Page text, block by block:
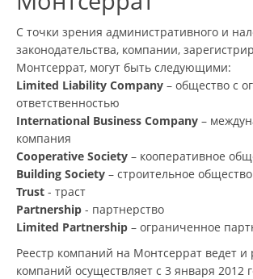
С точки зрения административного и
законодательства, компании,
Монтсеррат, могут быть следующими:
Limited Liability Company – общество с
ответственностью
International Business Companу –
компания
Cooperative Society – кооперативное
Building Society – строительное общество
Trust - траст
Partnership - партнерство
Limited Partnership – ограниченное
Реестр компаний на Монтсеррат ведет и
компаний осуществляет с 3 января 2012